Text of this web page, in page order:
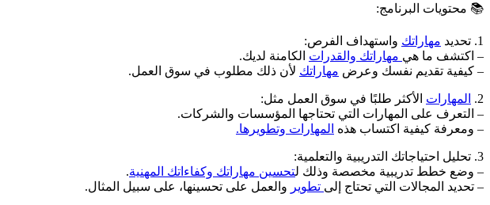
📚 محتويات البرنامج:
1. تحديد مهاراتك واستهداف الفرص:
– اكتشف ما هي مهاراتك والقدرات الكامنة لديك.
– كيفية تقديم نفسك وعرض مهاراتك لأن ذلك مطلوب في سوق العمل.
2. المهارات الأكثر طلبًا في سوق العمل مثل:
– التعرف على المهارات التي تحتاجها المؤسسات والشركات.
– ومعرفة كيفية اكتساب هذه المهارات وتطويرها.
3. تحليل احتياجاتك التدريبية والتعلمية:
– وضع خطط تدريبية مخصصة وذلك لتحسين مهاراتك وكفاءاتك المهنية.
– تحديد المجالات التي تحتاج إلى تطوير والعمل على تحسينها، على سبيل المثال.